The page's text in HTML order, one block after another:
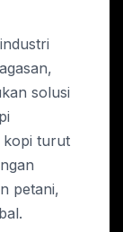
solusi
kopi turut
petani,